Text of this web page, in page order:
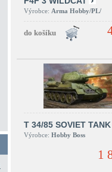
Výrobce: Arma Hobby/PL/
T 34/85 SOVIET TANK
Výrobce: Hobby Boss
1